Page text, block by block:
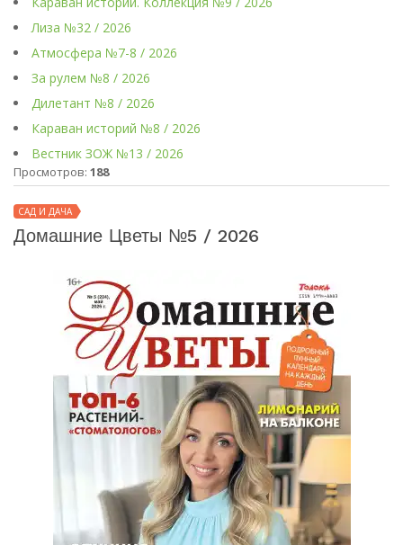
Лиза №32 / 2026
Атмосфера №7-8 / 2026
За рулем №8 / 2026
Дилетант №8 / 2026
Караван историй №8 / 2026
Вестник ЗОЖ №13 / 2026
Просмотров: 188
САД И ДАЧА
Домашние Цветы №5 / 2026